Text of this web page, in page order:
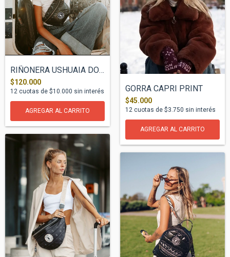
RIÑONERA USHUAIA DONNA NEGRO
$120.000
12 cuotas de $10.000 sin interés GORRA CAPRI PRINT
$45.000
12 cuotas de $3.750 sin interés